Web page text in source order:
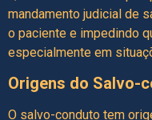
mandamento judicial de
o paciente e impedindo
especialmente em
Origens do Salvo-
O salvo-conduto tem